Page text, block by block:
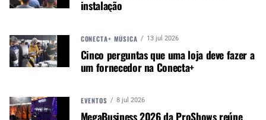
produtos e mercados, que complementam o seu
aquisição está estrategicamente alinhada com
os objetivos previamente comunicados do Grupo
de aumentar a base de clientes principais,
valor vitalício para os clientes.
Para o ano encerrado em 31 de outubro de 2023,
instalação
CONECTA+ MÚSICA 13 jul 2026
Cinco perguntas que uma loja deve fazer a
um fornecedor na Conecta+
EVENTOS 8 jul 2026
MegaBusiness 2026 da ProShows reúne